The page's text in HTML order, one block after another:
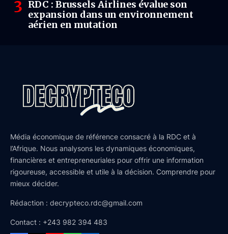
RDC : Brussels Airlines évalue son
expansion dans un environnement
aérien en mutation
Média économique de référence consacré à la RDC et à
l’Afrique. Nous analysons les dynamiques économiques,
financières et entrepreneuriales pour offrir une information
rigoureuse, accessible et utile à la décision. Comprendre pour
mieux décider.
Rédaction : decrypteco.rdc@gmail.com
Contact : +243 982 394 483